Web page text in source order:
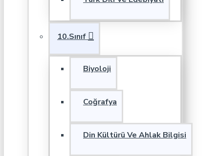
10.Sınıf
Biyoloji
Coğrafya
Din Kültürü Ve Ahlak Bilgisi